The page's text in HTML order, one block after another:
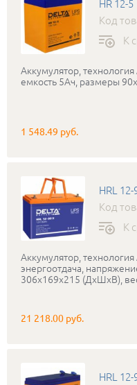
HR 12-5
Код
К
Аккумулятор,
емкость 5Ач, размеры
1 548.49 руб.
HRL 12-
Код
К
Аккумулятор,
энергоотдача,
306х169х215 (ДхШхВ),
21 218.00 руб.
HRL